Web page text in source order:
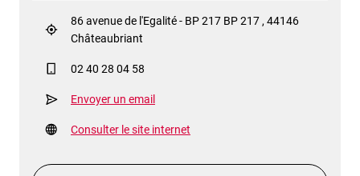
86 avenue de l'Egalité - BP 217 BP 217 , 44146
Châteaubriant
02 40 28 04 58
Envoyer un email
Consulter le site internet